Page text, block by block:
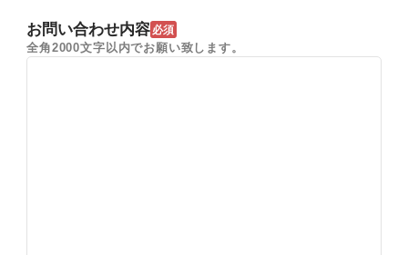
お問い合わせ内容 必須
全角2000文字以内でお願い致します。